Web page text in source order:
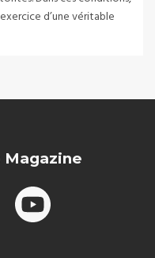
d’une véritable
Magazine